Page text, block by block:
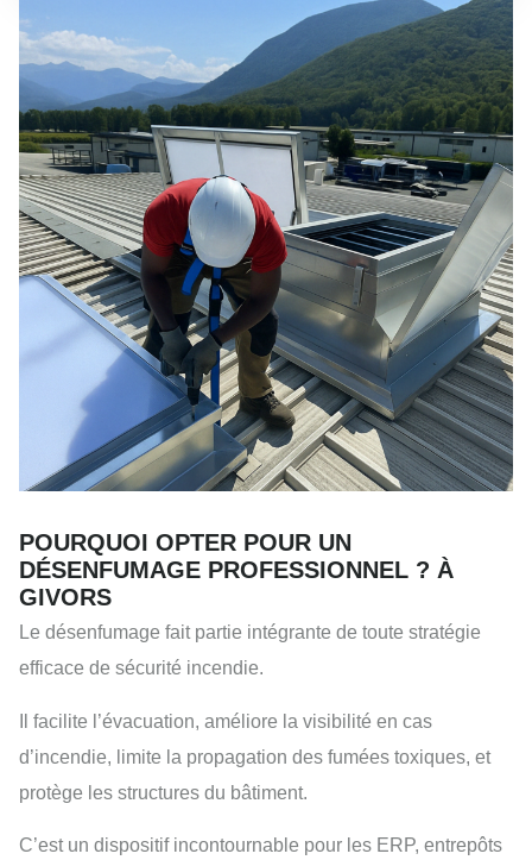
POURQUOI OPTER POUR UN
DÉSENFUMAGE PROFESSIONNEL ? À
GIVORS
Le désenfumage fait partie intégrante de toute stratégie
efficace de sécurité incendie.
Il facilite l’évacuation, améliore la visibilité en cas
d’incendie, limite la propagation des fumées toxiques, et
protège les structures du bâtiment.
C’est un dispositif incontournable pour les ERP, entrepôts